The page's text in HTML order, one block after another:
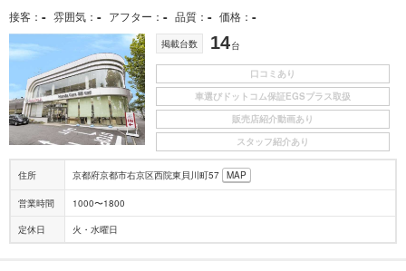
接客 - 雰囲気 - アフター - 品質 - 価格 -
掲載台数 14台
口コミあり
車選びドットコム保証EGSプラス取扱
販売店紹介動画あり
スタッフ紹介あり
住所 京都府京都市右京区西院東貝川町57 MAP
営業時間 1000〜1800
定休日 火・水曜日